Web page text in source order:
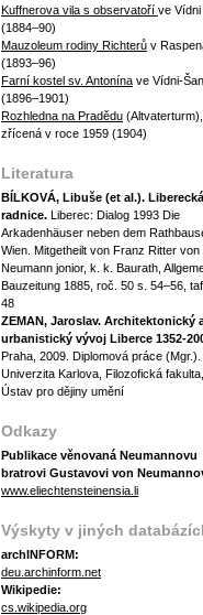
Kuffnerova vila s observatoří ve Vídni
(1884–90)
Mauzoleum rodiny Richterů v
(1893–96)
Farní kostel sv. Antonína ve Vídni-
(1896–1901)
Rozhledna na Pradědu (Altvaterturm),
zřícená v roce 1959 (1904)
Literatura
BÍLKOVÁ, Libuše (et al.). Liberecká
radnice. Liberec: Dialog 1993 Die
Arkadenhäuser neben dem
Wien. Mitgetheilt von Franz Ritter von
Neumann jonior, k. k. Baurath,
Bauzeitung 1885, roč. 50 s. 54–56,
48
ZEMAN, Jaroslav. Architektonický
urbanistický vývoj Liberce 1352-
Praha, 2009. Diplomová práce (Mgr.).
Univerzita Karlova, Filozofická fakulta,
Ústav pro dějiny umění
Odkazy
Publikace věnovaná Neumannovu
bratrovi Gustavovi von
www.eliechtensteinensia.li
Výskyty v jiných
archINFORM:
deu.archinform.net
Wikipedie:
cs.wikipedia.org